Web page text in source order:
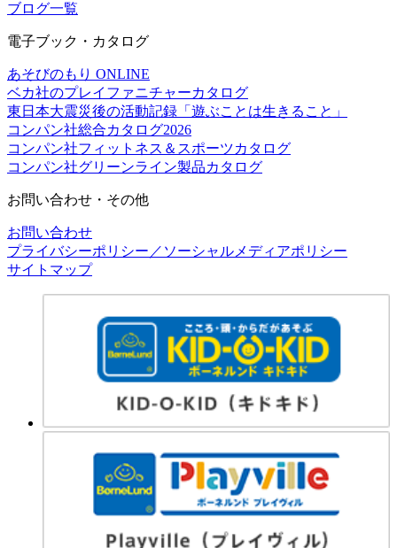
ブログ一覧
電子ブック・カタログ
あそびのもり ONLINE
ベカ社のプレイファニチャーカタログ
東日本大震災後の活動記録「遊ぶことは生きること」
コンパン社総合カタログ2026
コンパン社フィットネス＆スポーツカタログ
コンパン社グリーンライン製品カタログ
お問い合わせ・その他
お問い合わせ
プライバシーポリシー／ソーシャルメディアポリシー
サイトマップ